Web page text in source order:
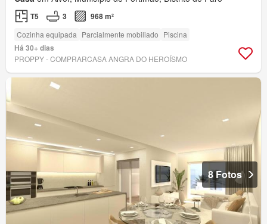
T5 3 968 m²
Cozinha equipada Parcialmente mobiliado Piscina
Há 30+ dias
PROPPY - COMPRARCASA ANGRA DO HEROÍSMO
8 Fotos